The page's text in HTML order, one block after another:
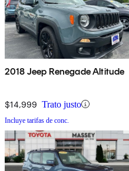
2018 Jeep Renegade Altitude
$14,999 Trato justo
Incluye tarifas de conc.